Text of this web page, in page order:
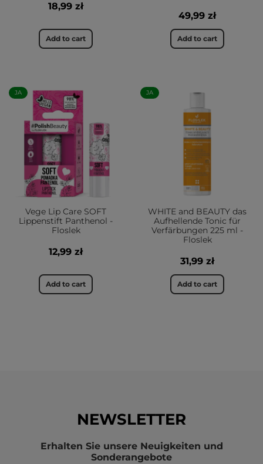
18,99 zł
Add to cart
49,99 zł
Add to cart
JA
Vege Lip Care SOFT
Lippenstift Panthenol -
Floslek
12,99 zł
Add to cart
JA
WHITE and BEAUTY das
Aufhellende Tonic für
Verfärbungen 225 ml -
Floslek
31,99 zł
Add to cart
NEWSLETTER
Erhalten Sie unsere Neuigkeiten und
Sonderangebote